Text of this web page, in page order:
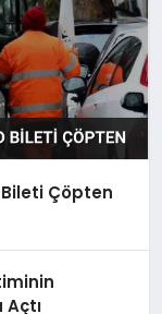
Çöpten
Açtı